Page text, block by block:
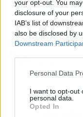
your opt-out. You
disclosure of your
IAB’s list of
also be disclosed by
Downstream
Personal Data
I want to opt-out
personal data.
Opted In
personas.
Artículo anterior
vanguardia,